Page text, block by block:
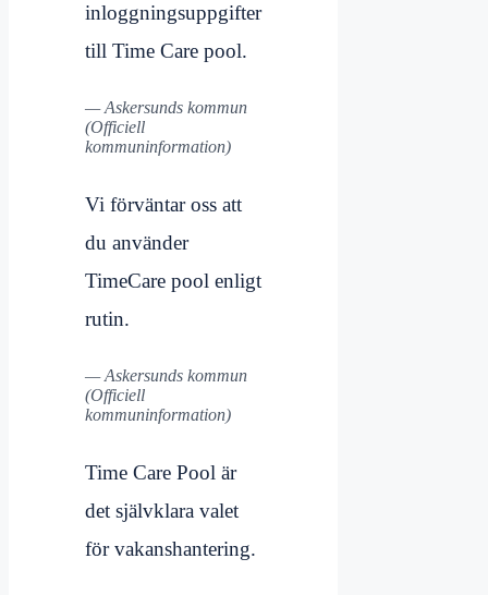
inloggningsuppgifter
till Time Care pool.
— Askersunds kommun
(Officiell
kommuninformation)
Vi förväntar oss att
du använder
TimeCare pool enligt
rutin.
— Askersunds kommun
(Officiell
kommuninformation)
Time Care Pool är
det självklara valet
för vakanshantering.